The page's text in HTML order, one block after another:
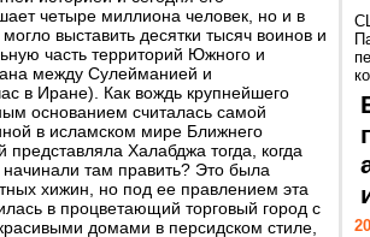
четыре миллиона человек, но и в
выставить десятки тысяч воинов и
часть территорий Южного и
между Сулейманией и
в Иране). Как вождь крупнейшего
основанием считалась самой
в исламском мире Ближнего
представляла Халабджа тогда, когда
там править? Это была
хижин, но под ее правлением эта
в процветающий торговый город с
домами в персидском стиле,